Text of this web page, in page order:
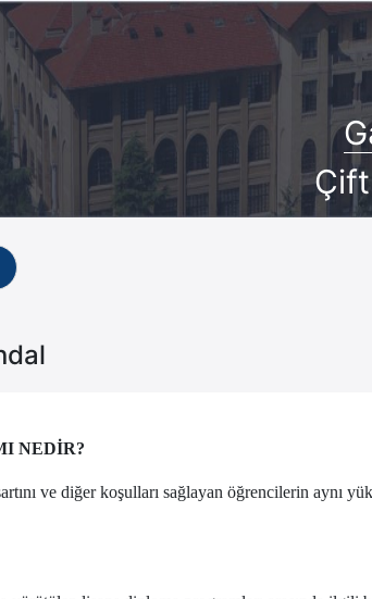
NEDİR?
ve diğer koşulları sağlayan öğrencilerin aynı